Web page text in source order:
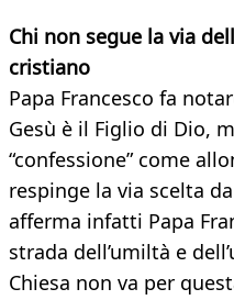
Chi non segue la via
cristiano
Papa Francesco fa
Gesù è il Figlio di Dio,
“confessione” come
respinge la via scelta
afferma infatti Papa
strada dell’umiltà e
Chiesa non va per